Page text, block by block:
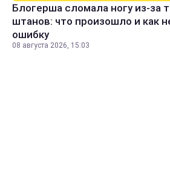
Блогерша сломала ногу из-за
штанов: что произошло и как
ошибку
08 августа 2026, 15:03